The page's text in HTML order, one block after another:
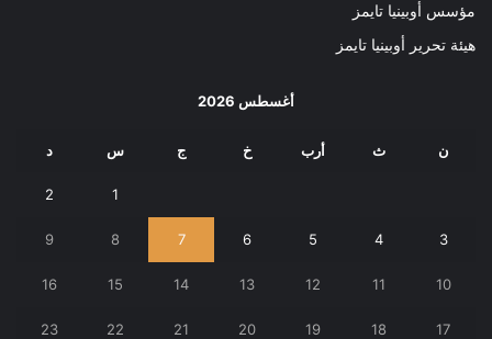
مؤسس أوبينيا تايمز
هيئة تحرير أوبينيا تايمز
أغسطس 2026
ن ث أرب خ ج س د
1
2
3
4
5
6
7
8
9
10
11
12
13
14
15
16
17
18
19
20
21
22
23